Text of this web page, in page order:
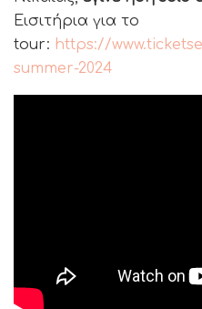
Εισιτήρια για το
tour: https://
summer-2024